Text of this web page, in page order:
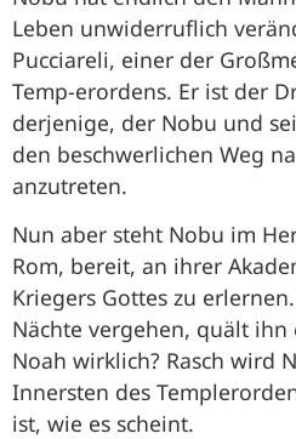
Leben unwiderruflich
Pucciareli, einer der
Temp-erordens. Er ist der
derjenige, der Nobu und
den beschwerlichen Weg
anzutreten.
Nun aber steht Nobu im
Rom, bereit, an ihrer
Kriegers Gottes zu
Nächte vergehen, quält ihn
Noah wirklich? Rasch wird
Innersten des
ist, wie es scheint.